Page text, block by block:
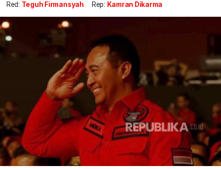
Red: Teguh Firmansyah Rep: Kamran Dikarma